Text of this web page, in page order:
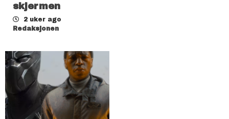
skjermen
2 uker ago
Redaksjonen